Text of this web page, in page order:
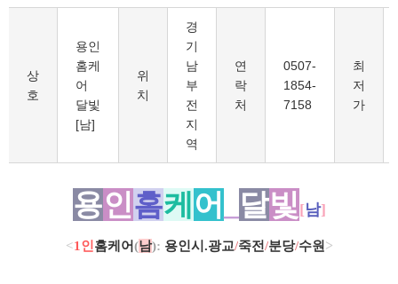
상
호
용 인
홈케
어
달빛
[남]
위
치
경
기
남
부
전
지
역
연
락
처
0507-
1854-
7158
최
저
가
용인홈케 어 달빛 [남]
<1인 홈케어(남): 용인시.광교/죽전/분당/수원 >